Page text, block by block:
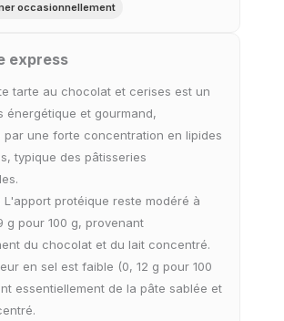
occasionnellement
express
tarte au chocolat et cerises est un
énergétique et gourmand,
par une forte concentration en lipides
typique des pâtisseries
L'apport protéique reste modéré à
g pour 100 g, provenant
du chocolat et du lait concentré.
en sel est faible (0, 12 g pour 100
essentiellement de la pâte sablée et